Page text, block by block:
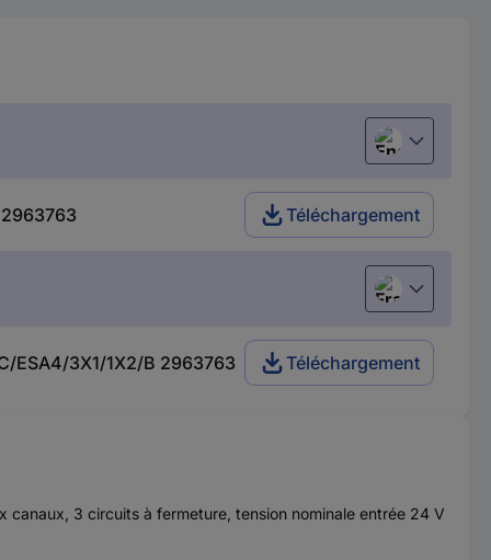
English
Téléchargement
Français
ESA4/3X1/1X2/B 2963763 Téléchargement
3 circuits à fermeture, tension nominale entrée 24 V